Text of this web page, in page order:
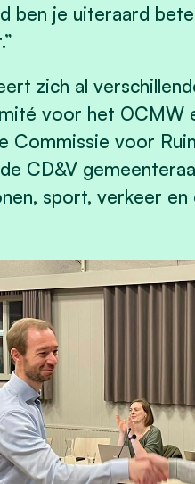
ben je uiteraard
zich al
voor het OCMW
Commissie voor
CD&V
sport, verkeer